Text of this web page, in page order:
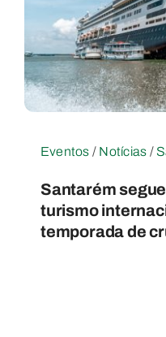
Eventos / Notícias /
Santarém
turismo
temporada de